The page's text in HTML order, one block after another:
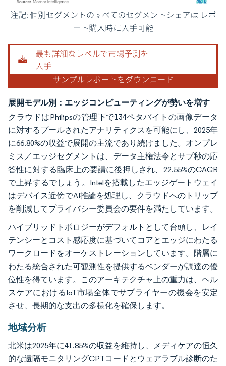
画像 © Mordor Intelligence。再利用にはCC BY 4.0の表示が必要です。
展開モデル別：エッジコンピューティングが勢いを増す
クラウドはPhilipsの管理下で134ペタバイトの画像データ
に対するプールされたアナリティクスを可能にし、2025年
に66.80%の収益で展開の主流であり続けました。オンプレ
ミス／エッジセグメントは、データ主権法令とサブ秒の応
答性に対する臨床上の要請に後押しされ、22.55%のCAGR
で上昇するでしょう。Intelを搭載したエッジゲートウェイ
はデバイス近傍でAI推論を処理し、クラウドへのトリップ
を削減してプライバシー委員会の要件を満たしています。
ハイブリッドトポロジーがデフォルトとして台頭し、レイ
テンシーとコスト感応度に基づいてコアとエッジにわたる
ワークロードをオーケストレーションしています。階層に
わたる統合された可観測性を提供するベンダーが調達の優
位性を得ています。このアーキテクチャ上の重力は、ヘル
スケアにおけるIoT市場全体でサプライヤーの機会を安定
させ、長期的な支出の多様化を確保します。
地域分析
北米は2025年に41.85%の収益を維持し、メディケアの恒久
的な遠隔モニタリングCPTコードとウェアラブル診断のた